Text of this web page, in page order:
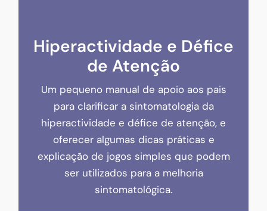
Hiperactividade e Défice
de Atenção
Um pequeno manual de apoio aos pais
para clarificar a sintomatologia da
hiperactividade e défice de atenção, e
oferecer algumas dicas práticas e
explicação de jogos simples que podem
ser utilizados para a melhoria
sintomatológica.
Hiperactividade e Défice de Atenção
1 file(s)
907.51 KB
Download